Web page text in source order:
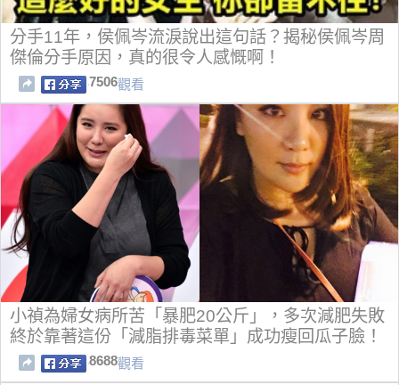
分手11年，侯佩岑流淚說出這句話？揭秘侯佩岑周
傑倫分手原因，真的很令人感慨啊！
7506觀看
小禎為婦女病所苦「暴肥20公斤」，多次減肥失敗
終於靠著這份「減脂排毒菜單」成功瘦回瓜子臉！
8688觀看